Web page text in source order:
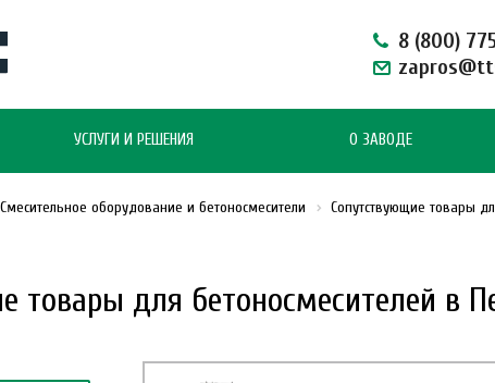
8 (800)
УСЛУГИ И РЕШЕНИЯ О ЗАВОДЕ
товары для бетоносмесителей в
Смесительное оборудование и бетоносмесители Сопутствующие товары